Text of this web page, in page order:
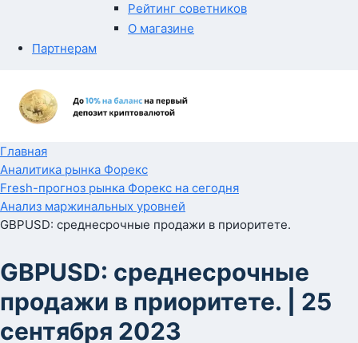
Рейтинг советников
О магазине
Партнерам
Главная
Аналитика рынка Форекс
Fresh-прогноз рынка Форекс на сегодня
Анализ маржинальных уровней
GBPUSD: среднесрочные продажи в приоритете.
GBPUSD: среднесрочные
продажи в приоритете. | 25
сентября 2023